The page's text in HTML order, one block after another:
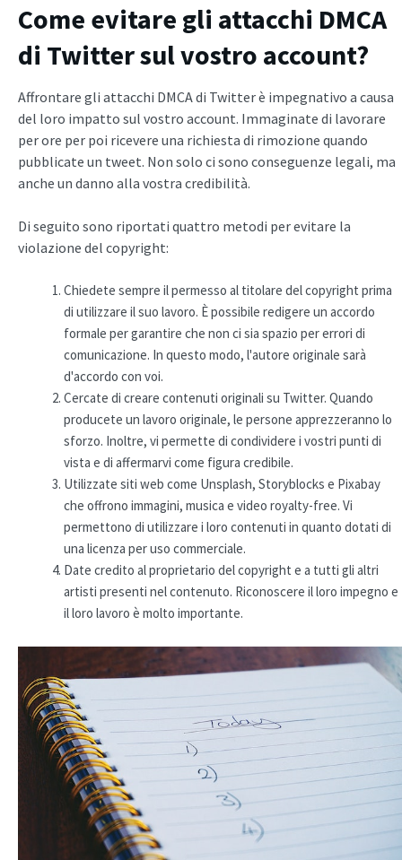
Come evitare gli attacchi DMCA
di Twitter sul vostro account?
Affrontare gli attacchi DMCA di Twitter è impegnativo a causa
del loro impatto sul vostro account. Immaginate di lavorare
per ore per poi ricevere una richiesta di rimozione quando
pubblicate un tweet. Non solo ci sono conseguenze legali, ma
anche un danno alla vostra credibilità.
Di seguito sono riportati quattro metodi per evitare la
violazione del copyright:
Chiedete sempre il permesso al titolare del copyright prima
di utilizzare il suo lavoro. È possibile redigere un accordo
formale per garantire che non ci sia spazio per errori di
comunicazione. In questo modo, l'autore originale sarà
d'accordo con voi.
Cercate di creare contenuti originali su Twitter. Quando
producete un lavoro originale, le persone apprezzeranno lo
sforzo. Inoltre, vi permette di condividere i vostri punti di
vista e di affermarvi come figura credibile.
Utilizzate siti web come Unsplash, Storyblocks e Pixabay
che offrono immagini, musica e video royalty-free. Vi
permettono di utilizzare i loro contenuti in quanto dotati di
una licenza per uso commerciale.
Date credito al proprietario del copyright e a tutti gli altri
artisti presenti nel contenuto. Riconoscere il loro impegno e
il loro lavoro è molto importante.